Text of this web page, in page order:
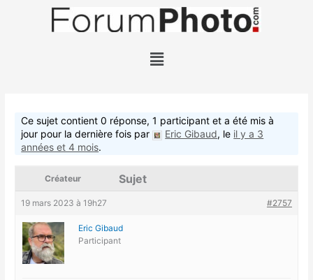
Menu
Ce sujet contient 0 réponse, 1 participant et a été mis à
jour pour la dernière fois par
Eric Gibaud, le il y a 3
années et 4 mois.
Créateur Sujet
19 mars 2023 à 19h27 #2757
Eric Gibaud
Participant